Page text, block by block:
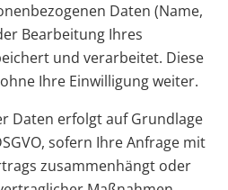
Daten (Name,
Bearbeitung Ihres
und verarbeitet. Diese
Ihre Einwilligung weiter.
Daten erfolgt auf Grundlage
sofern Ihre Anfrage mit
zusammenhängt oder